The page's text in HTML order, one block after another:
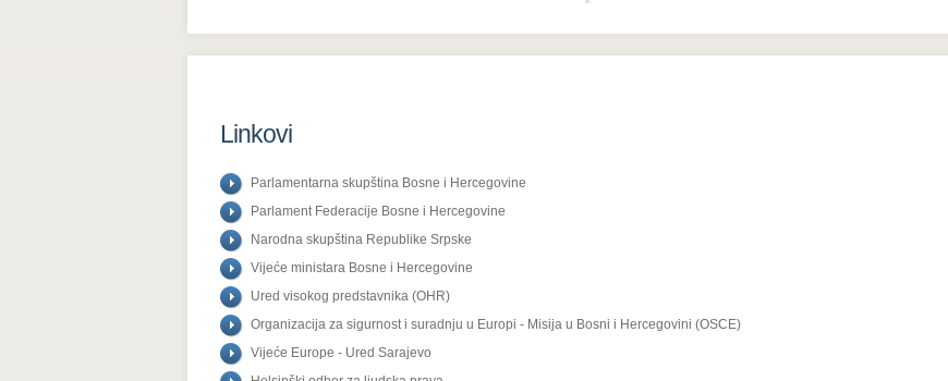
Linkovi
Parlamentarna skupština Bosne i Hercegovine
Parlament Federacije Bosne i Hercegovine
Narodna skupština Republike Srpske
Vijeće ministara Bosne i Hercegovine
Ured visokog predstavnika (OHR)
Organizacija za sigurnost i suradnju u Europi - Misija u Bosni i Hercegovini (OSCE)
Vijeće Europe - Ured Sarajevo